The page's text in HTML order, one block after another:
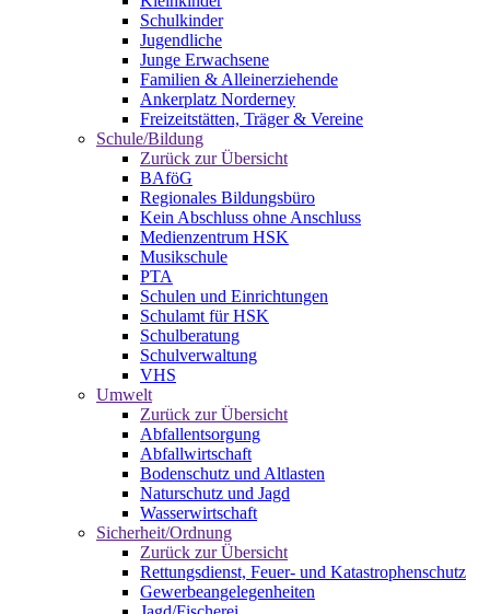
Schulkinder
Jugendliche
Junge Erwachsene
Familien & Alleinerziehende
Ankerplatz Norderney
Freizeitstätten, Träger & Vereine
Schule/Bildung
Zurück zur Übersicht
BAföG
Regionales Bildungsbüro
Kein Abschluss ohne Anschluss
Medienzentrum HSK
Musikschule
PTA
Schulen und Einrichtungen
Schulamt für HSK
Schulberatung
Schulverwaltung
VHS
Umwelt
Zurück zur Übersicht
Abfallentsorgung
Abfallwirtschaft
Bodenschutz und Altlasten
Naturschutz und Jagd
Wasserwirtschaft
Sicherheit/Ordnung
Zurück zur Übersicht
Rettungsdienst, Feuer- und Katastrophenschutz
Gewerbeangelegenheiten